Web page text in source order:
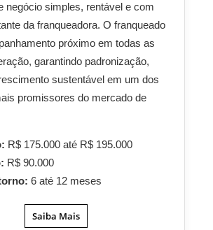
negócio simples, rentável e com
da franqueadora. O franqueado
próximo em todas as
garantindo padronização,
sustentável em um dos
promissores do mercado de
R$ 175.000 até R$ 195.000
R$ 90.000
6 até 12 meses
Saiba Mais